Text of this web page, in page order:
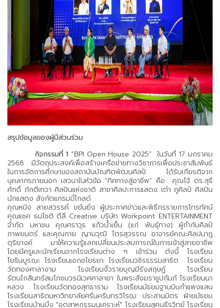
สรุปข้อมูลของผู้มีส่วนร่วม
กิจกรรมที่ 1 “BPI Open House 2025” ในวันที่ 17 มกราคม
2568 มีวัตถุประสงค์เพื่อสร้างเครือข่ายทางวิชาการเพื่อประชาสัมพันธ์
ในการจัดการศึกษาของสถาบันบัณฑิตพัฒนศิลป์ ได้รับเกียรติจาก
บุคลากรภายนอก เสวนาในหัวข้อ “ทิศทางสู่อาชีพ” คือ คุณโจ้ ดร.สุธี
ศักดิ์ ภักดีเทวา ศิลปินแห่งชาติ สาขาศิลปะการแสดง เต๋า ภูศิลป์ ศิลปิน
นักแสดง สังกัดแกรมมี่โกลด์
คุณหนิง สายสวรรค์ ขยันยิ่ง ผู้ประกาศข่าวและพิธีกรรายการโทรทัศน์
คุณแซค ธนโชติ ดีลี Creative บริษัท Workpoint ENTERTAINMENT
จำกัด มหาชน คุณศราวุธ แก้วน้ำเย็น (แก่ พันธุ์ทาง) ผู้กำกับศิลป์
ภาพยนตร์ และคุณกาย ญานวุฒิ ไตรสุวรรณ อาจารย์คณะศิลปนาฏ
ดุริยางค์ มาให้ความรู้แลกเปลี่ยนประสบการณ์ในการเข้าสู่สายอาชีพ
โดยมีครูและนักเรียนจากโรงเรียนต่าง ๆ เข้าร่วม ดังนี้ โรงเรียน
โยธินบูรณะ โรงเรียนเอกอโยธยา โรงเรียนวชิรธรรมสาธิต โรงเรียน
วัดทองศาลางาม โรงเรียนงิ้วรายบุญมีรังสฤษฏ์ โรงเรียน
รัตนโกสินทร์สมโภชบวรนิเวศศาลายา ในพระสังฆราชูปถัมภ์ โรงเรียนนา
หลวง โรงเรียนวัดทองสุทธาราม โรงเรียนมัธยมฐานบินกำแพงแสน
โรงเรียนสาธิตมหาวิทยาลัยศรีนครินทรวิโรฒ ประสานมิตร ฝ่ายมัธยม
โรงเรียนบ้านบึง "อุตสาหกรรมนุเคราะห์" โรงเรียนสุคนธีรวิทย์ โรงเรียน